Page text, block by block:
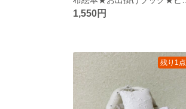
1,550円
残り1点